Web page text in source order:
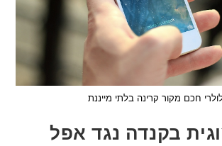
מקור קרינה בלתי מייננת
נגד אפל